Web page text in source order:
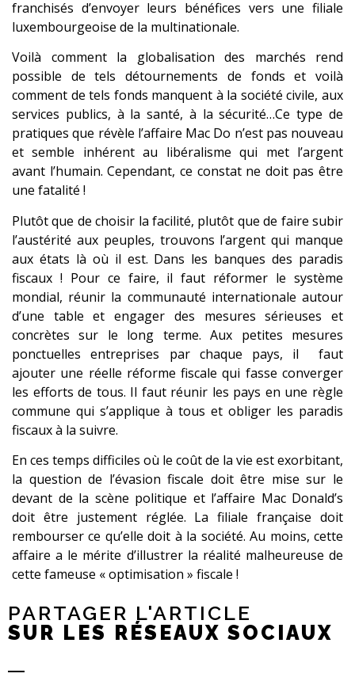
franchisés d’envoyer leurs bénéfices vers une filiale
luxembourgeoise de la multinationale.
Voilà comment la globalisation des marchés rend
possible de tels détournements de fonds et voilà
comment de tels fonds manquent à la société civile, aux
services publics, à la santé, à la sécurité…Ce type de
pratiques que révèle l’affaire Mac Do n’est pas nouveau
et semble inhérent au libéralisme qui met l’argent
avant l’humain. Cependant, ce constat ne doit pas être
une fatalité !
Plutôt que de choisir la facilité, plutôt que de faire subir
l’austérité aux peuples, trouvons l’argent qui manque
aux états là où il est. Dans les banques des paradis
fiscaux ! Pour ce faire, il faut réformer le système
mondial, réunir la communauté internationale autour
d’une table et engager des mesures sérieuses et
concrètes sur le long terme. Aux petites mesures
ponctuelles entreprises par chaque pays, il faut
ajouter une réelle réforme fiscale qui fasse converger
les efforts de tous. Il faut réunir les pays en une règle
commune qui s’applique à tous et obliger les paradis
fiscauxà la suivre.
En ces temps difficiles où le coût de la vie estexorbitant,
la question de l’évasion fiscale doit être mise sur le
devant de la scène politique et l’affaire Mac Donald’s
doit être justement réglée. La filiale française doit
rembourser ce qu’elle doit à la société. Au moins, cette
affaire a le mérite d’illustrer la réalité malheureuse de
cette fameuse « optimisation » fiscale !
PARTAGER L'ARTICLE
SUR LES RÉSEAUX SOCIAUX